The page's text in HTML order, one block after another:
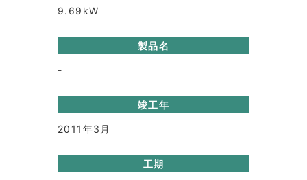
9.69kW
製品名
-
竣工年
2011年3月
工期